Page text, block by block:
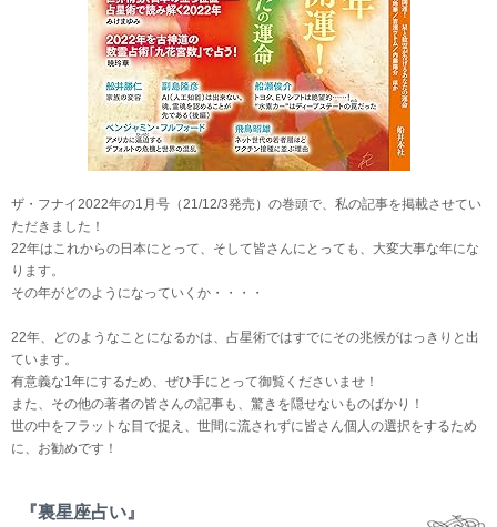
ザ・フナイ2022年の1月号（21/12/3発売）の巻頭で、私の記事を掲載させてい
ただきました！
22年はこれからの日本にとって、そして皆さんにとっても、大変大事な年にな
ります。
その年がどのようになっていくか・・・・
22年、どのようなことになるかは、占星術ではすでにその兆候がはっきりと出
ています。
有意義な1年にするため、ぜひ手にとって御覧くださいませ！
また、その他の著者の皆さんの記事も、驚きを隠せないものばかり！
世の中をフラットな目で捉え、世間に流されずに皆さん個人の選択をするため
に、お勧めです！
『裏星座占い』